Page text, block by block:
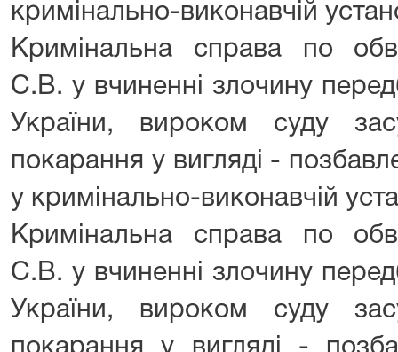
кримінально-виконавчій
Кримінальна справа по
С.В. у вчиненні злочину
України, вироком суду
покарання у вигляді -
у кримінально-виконавчій
Кримінальна справа по
С.В. у вчиненні злочину
України, вироком суду